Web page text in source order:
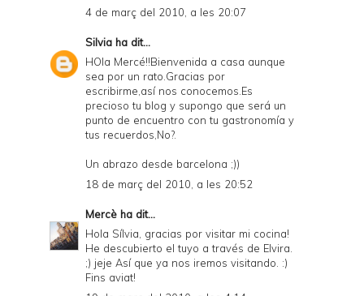
4 de març del 2010, a les 20:07
Silvia ha dit...
HOla Mercé!!Bienvenida a casa aunque
sea por un rato.Gracias por
escribirme,así nos conocemos.Es
precioso tu blog y supongo que será un
punto de encuentro con tu gastronomía y
tus recuerdos,No?.
Un abrazo desde barcelona ;))
18 de març del 2010, a les 20:52
Mercè ha dit...
Hola Sílvia, gracias por visitar mi cocina!
He descubierto el tuyo a través de Elvira.
;) jeje Así que ya nos iremos visitando. :)
Fins aviat!